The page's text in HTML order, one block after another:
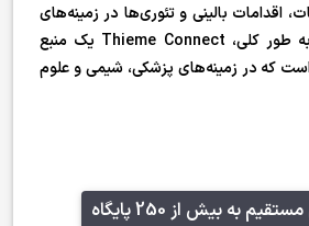
اقدامات بالینی و تئوری‌ها در زمینه‌های
مربوطه خود هستند. به طور کلی، Thieme Connect یک منبع
که در زمینه‌های پزشکی، شیمی و علوم
به بیش از 250 پایگاه